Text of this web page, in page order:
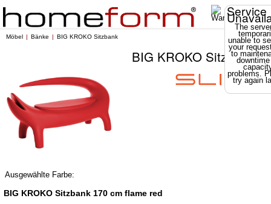
Service
The
unable to
your
to
problems.
try again
Möbel Bänke BIG KROKO Sitzbank
BIG KROKO Sitzbank
Ausgewählte Farbe:
BIG KROKO Sitzbank 170 cm flame red